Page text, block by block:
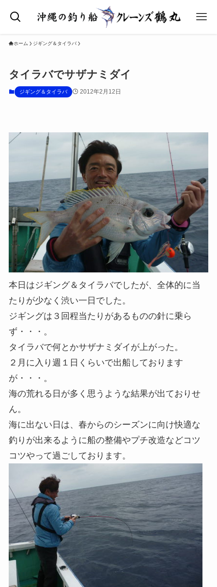
ホーム ジギング＆タイラバ
タイラバでサザナミダイ
ジギング＆タイラバ 2012年2月12日
本日はジギング＆タイラバでしたが、全体的に当
たりが少なく渋い一日でした。
ジギングは３回程当たりがあるものの針に乗ら
ず・・・。
タイラバで何とかサザナミダイが上がった。
２月に入り週１日くらいで出船しております
が・・・。
海の荒れる日が多く思うような結果が出ておりせ
ん。
海に出ない日は、春からのシーズンに向け快適な
釣りが出来るように船の整備やプチ改造などコツ
コツやって過ごしております。